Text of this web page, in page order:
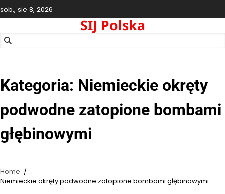
Skip
to
sob., sie 8, 2026
SIJ Polska
Kategoria: Niemieckie okręty
podwodne zatopione bombami
głębinowymi
Home
Niemieckie okręty podwodne zatopione bombami głębinowymi